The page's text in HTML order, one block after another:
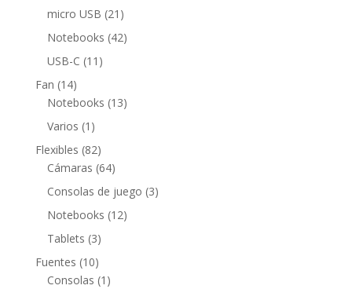
productos
micro USB 21 21
productos
Notebooks 4242
USB-C 11 11
Fan 1414
productos
Notebooks 1313
Varios 1 1
producto
Flexibles 8282
productos
Cámaras 6464
productos
Consolas de juego 33
Notebooks 1212
Tablets 33
productos
Fuentes 1010
productos
Consolas 1 1